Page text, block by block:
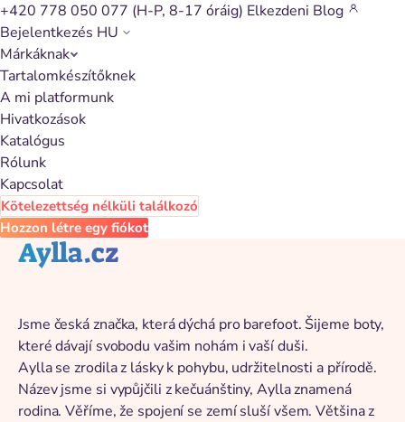
+420 778 050 077 (H-P, 8-17 óráig) Elkezdeni Blog
Bejelentkezés HU
Márkáknak
Tartalomkészítőknek
A mi platformunk
Hivatkozások
Katalógus
Rólunk
Kapcsolat
Kötelezettség nélküli találkozó
Hozzon létre egy fiókot
Vissza a katalógushoz
Aylla.cz
Jsme česká značka, která dýchá pro barefoot. Šijeme boty,
které dávají svobodu vašim nohám i vaší duši.
Aylla se zrodila z lásky k pohybu, udržitelnosti a přírodě.
Název jsme si vypůjčili z kečuánštiny, Aylla znamená
rodina. Věříme, že spojení se zemí sluší všem. Většina z